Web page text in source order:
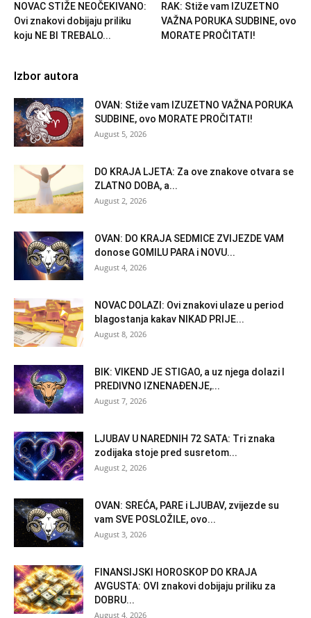
NOVAC STIŽE NEOČEKIVANO:
Ovi znakovi dobijaju priliku
koju NE BI TREBALO...
RAK: Stiže vam IZUZETNO
VAŽNA PORUKA SUDBINE, ovo
MORATE PROČITATI!
Izbor autora
OVAN: Stiže vam IZUZETNO VAŽNA PORUKA
SUDBINE, ovo MORATE PROČITATI!
August 5, 2026
DO KRAJA LJETA: Za ove znakove otvara se
ZLATNO DOBA, a...
August 2, 2026
OVAN: DO KRAJA SEDMICE ZVIJEZDE VAM
donose GOMILU PARA i NOVU...
August 4, 2026
NOVAC DOLAZI: Ovi znakovi ulaze u period
blagostanja kakav NIKAD PRIJE...
August 8, 2026
BIK: VIKEND JE STIGAO, a uz njega dolazi I
PREDIVNO IZNENAĐENJE,...
August 7, 2026
LJUBAV U NAREDNIH 72 SATA: Tri znaka
zodijaka stoje pred susretom...
August 2, 2026
OVAN: SREĆA, PARE i LJUBAV, zvijezde su
vam SVE POSLOŽILE, ovo...
August 3, 2026
FINANSIJSKI HOROSKOP DO KRAJA
AVGUSTA: OVI znakovi dobijaju priliku za
DOBRU...
August 4, 2026